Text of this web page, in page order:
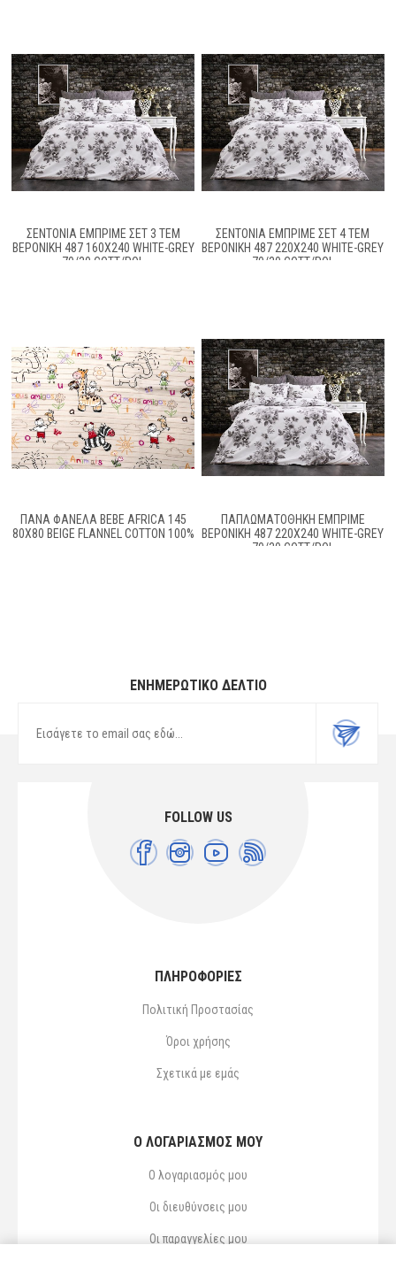
ΣΕΝΤΌΝΙΑ ΕΜΠΡΙΜΈ ΣΕΤ 3 ΤΕΜ
ΒΕΡΟΝΊΚΗ 487 160X240 WHITE-GREY
70/30 COTT/POL
ΣΕΝΤΌΝΙΑ ΕΜΠΡΙΜΈ ΣΕΤ 4 ΤΕΜ
ΒΕΡΟΝΊΚΗ 487 220X240 WHITE-GREY
70/30 COTT/POL
ΠΑΝΑ ΦΑΝΕΛΑ BEBE AFRICA 145
80X80 BEIGE FLANNEL COTTON 100%
ΠΑΠΛΩΜΑΤΟΘΉΚΗ ΕΜΠΡΙΜΈ
ΒΕΡΟΝΊΚΗ 487 220X240 WHITE-GREY
70/30 COTT/POL
ΕΝΗΜΕΡΩΤΙΚΌ ΔΕΛΤΊΟ
FOLLOW US
ΠΛΗΡΟΦΟΡΙΕΣ
Πολιτική Προστασίας
Όροι χρήσης
Σχετικά με εμάς
Ο ΛΟΓΑΡΙΑΣΜΌΣ ΜΟΥ
Ο λογαριασμός μου
Οι διευθύνσεις μου
Οι παραγγελίες μου